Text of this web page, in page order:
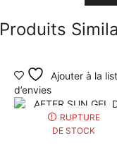
Produits
Ajouter à la
d’envies
RUPTURE
DE STOCK